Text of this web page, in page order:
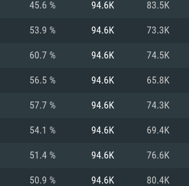
요구사항
45.6 % 94.6K 83.5K
53.9 % 94.6K 73.3K
60.7 % 94.6K 74.5K
56.5 % 94.6K 65.8K
57.7 % 94.6K 74.3K
54.1 % 94.6K 69.4K
51.4 % 94.6K 76.6K
50.9 % 94.6K 80.4K